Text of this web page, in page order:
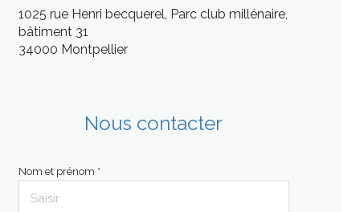
1025 rue Henri becquerel, Parc club millénaire,
bâtiment 31
34000 Montpellier
Nous contacter
Nom et prénom *